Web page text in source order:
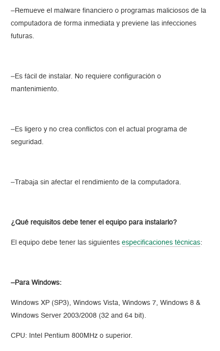
–Remueve el malware financiero o programas maliciosos de la
computadora de forma inmediata y previene las infecciones
futuras.
–Es fácil de instalar. No requiere configuración o
mantenimiento.
–Es ligero y no crea conflictos con el actual programa de
seguridad.
–Trabaja sin afectar el rendimiento de la computadora.
¿Qué requisitos debe tener el equipo para instalarlo?
El equipo debe tener las siguientesespecificaciones técnicas:
–Para Windows:
Windows XP (SP3), Windows Vista, Windows 7, Windows 8 &
Windows Server 2003/2008 (32 and 64 bit).
CPU: Intel Pentium 800MHz o superior.